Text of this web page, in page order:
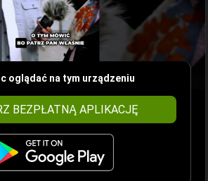
oglądać na tym urządzeniu
BEZPŁATNĄ APLIKACJĘ